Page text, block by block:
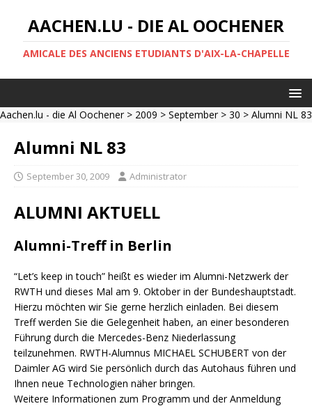
AACHEN.LU - DIE AL OOCHENER
AMICALE DES ANCIENS ETUDIANTS D'AIX-LA-CHAPELLE
Aachen.lu - die Al Oochener> 2009 > September> 30 > Alumni NL 83
Alumni NL 83
September 30, 2009 Administrator
ALUMNI AKTUELL
Alumni-Treff in Berlin
“Let’s keep in touch” heißt es wieder im Alumni-Netzwerk der
RWTH und dieses Mal am 9. Oktober in der Bundeshauptstadt.
Hierzu möchten wir Sie gerne herzlich einladen. Bei diesem
Treff werden Sie die Gelegenheit haben, an einer besonderen
Führung durch die Mercedes-Benz Niederlassung
teilzunehmen. RWTH-Alumnus MICHAEL SCHUBERT von der
Daimler AG wird Sie persönlich durch das Autohaus führen und
Ihnen neue Technologien näher bringen.
Weitere Informationen zum Programm und der Anmeldung